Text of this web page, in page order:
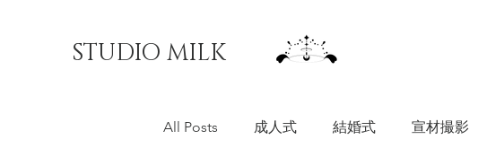
STUDIO MILK
All Posts 成人式 結婚式 宣材撮影